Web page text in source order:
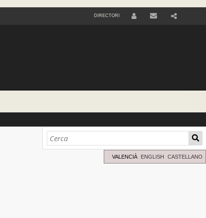
DIRECTORI
VALENCIÀ ENGLISH CASTELLANO